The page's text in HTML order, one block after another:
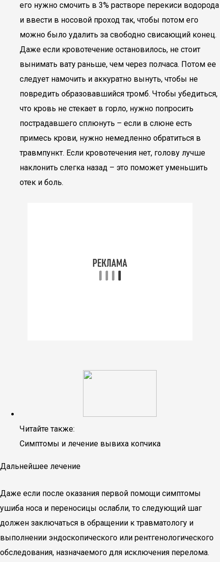
его нужно смочить в 3% растворе перекиси водорода
и ввести в носовой проход так, чтобы потом его
можно было удалить за свободно свисающий конец.
Даже если кровотечение остановилось, не стоит
вынимать вату раньше, чем через полчаса. Потом ее
следует намочить и аккуратно вынуть, чтобы не
повредить образовавшийся тромб. Чтобы убедиться,
что кровь не стекает в горло, нужно попросить
пострадавшего сплюнуть – если в слюне есть
примесь крови, нужно немедленно обратиться в
травмпункт. Если кровотечения нет, голову лучше
наклонить слегка назад – это поможет уменьшить
отек и боль.
Читайте также:
Симптомы и лечение вывиха копчика
Дальнейшее лечение
Даже если после оказания первой помощи симптомы
ушиба носа и переносицы ослабли, то следующий шаг
должен заключаться в обращении к травматологу и
выполнении эндоскопического или рентгенологического
обследования, назначаемого для исключения перелома.